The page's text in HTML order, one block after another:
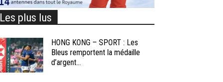
Les plus lus
HONG KONG – SPORT : Les
Bleus remportent la médaille
d’argent...